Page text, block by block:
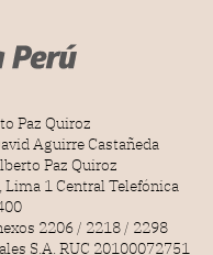
Paz Quiroz
Aguirre Castañeda
Paz Quiroz
1 Central Telefónica
2206 / 2218 / 2298
S.A. RUC 20100072751